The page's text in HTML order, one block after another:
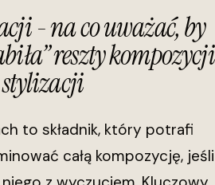
- na co uważać, by
reszty kompozycji
to składnik, który potrafi
całą kompozycję, jeśli